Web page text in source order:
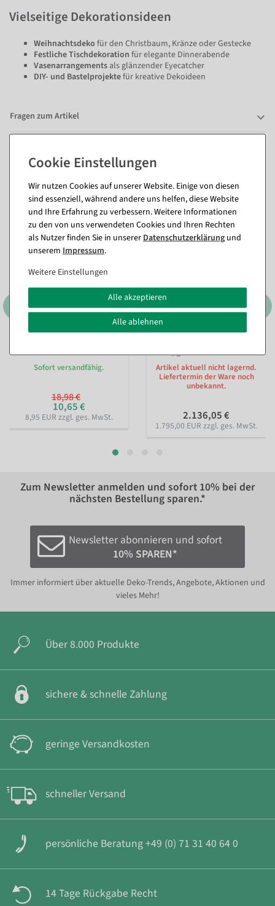
Vielseitige Dekorationsideen
Weihnachtsdeko für den Christbaum, Kränze oder Gestecke
Festliche Tischdekoration für elegante Dinnerabende
Vasenarrangementsals glänzender Eyecatcher
DIY- und Bastelprojektefür kreative Dekoideen
Fragen zum Artikel
Passende Artikel zu diesem Produkt
(8)
%
Kerzen 33 cm
Sofort versandfähig.
18,98 €
10,65 €
8,95 EUR zzgl. ges. MwSt.
hoch, gold-rot
Artikel aktuell nicht lagernd.
Liefertermin der Ware noch
unbekannt.
2.136,05 €
1.795,00 EUR zzgl. ges. MwSt.
Zum Newsletter anmelden und sofort 10% bei der
nächsten Bestellung sparen.*
Newsletter abonnieren und sofort
10% SPAREN*
Immer informiert über aktuelle Deko-Trends, Angebote, Aktionen und
vieles Mehr!
Über 8.000 Produkte
sichere & schnelle Zahlung
geringe Versandkosten
schneller Versand
persönliche Beratung +49 (0) 71 31 40 64 0
14 Tage Rückgabe Recht
Wir nutzen Cookies auf unserer Website. Einige von diesen
sind essenziell, während andere uns helfen, diese Website
und Ihre Erfahrung zu verbessern. Weitere Informationen
zu den von uns verwendeten Cookies und Ihren Rechten
als Nutzer finden Sie in unsererDaten­schutz­erklärung und
unserem Impressum.
Weitere Einstellungen
Alle akzeptieren
Alle ablehnen